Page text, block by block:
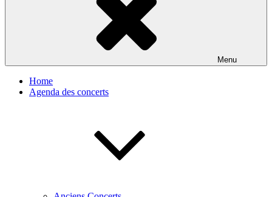
Menu
Home
Agenda des concerts